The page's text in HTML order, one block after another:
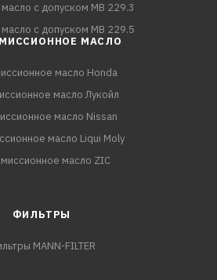
с допуском MB 229.3
с допуском MB 229.5
МАСЛО
масло Honda
масло Лукойл
масло Nissan
масло Liqui Moly
масло ZIC
ФИЛЬТРЫ
MANN-FILTER